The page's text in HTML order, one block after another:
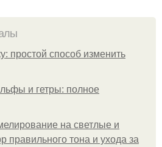
простой способ изменить
и гетры: полное
на светлые и
правильного тона и ухода за